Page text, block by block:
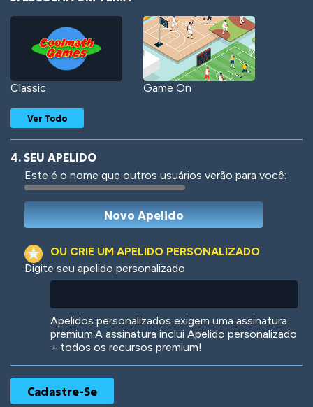
Classic Game On
Woof Jungle Cats
Ver Todo
4. SEU APELIDO
Este é o nome que outros usuários verão para você:
OU CRIE UM APELIDO PERSONALIZADO
Digite seu apelido personalizado
Apelidos personalizados exigem uma assinatura
premium.A assinatura inclui Apelido personalizado
+ todos os recursos premium!